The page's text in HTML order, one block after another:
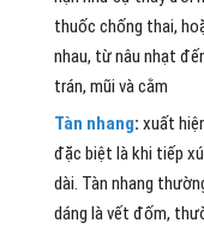
thuốc chống thai,
nhau, từ nâu nhạt
trán, mũi và cằm
Tàn nhang: xuất
đặc biệt là khi tiếp
dài. Tàn nhang
dáng là vết đốm,